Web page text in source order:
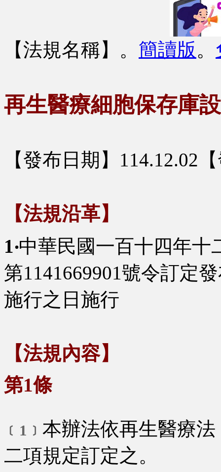
【法規名稱】 。 簡讀版。
再生醫療細胞保存庫
【發布日期】114.12.02
【法規沿革】
1‧中華民國一百十四年十
第1141669901號令訂定
施行之日施行
【法規內容】
第1條
﹝1﹞ 本辦法依再生醫療
二項規定訂定之。